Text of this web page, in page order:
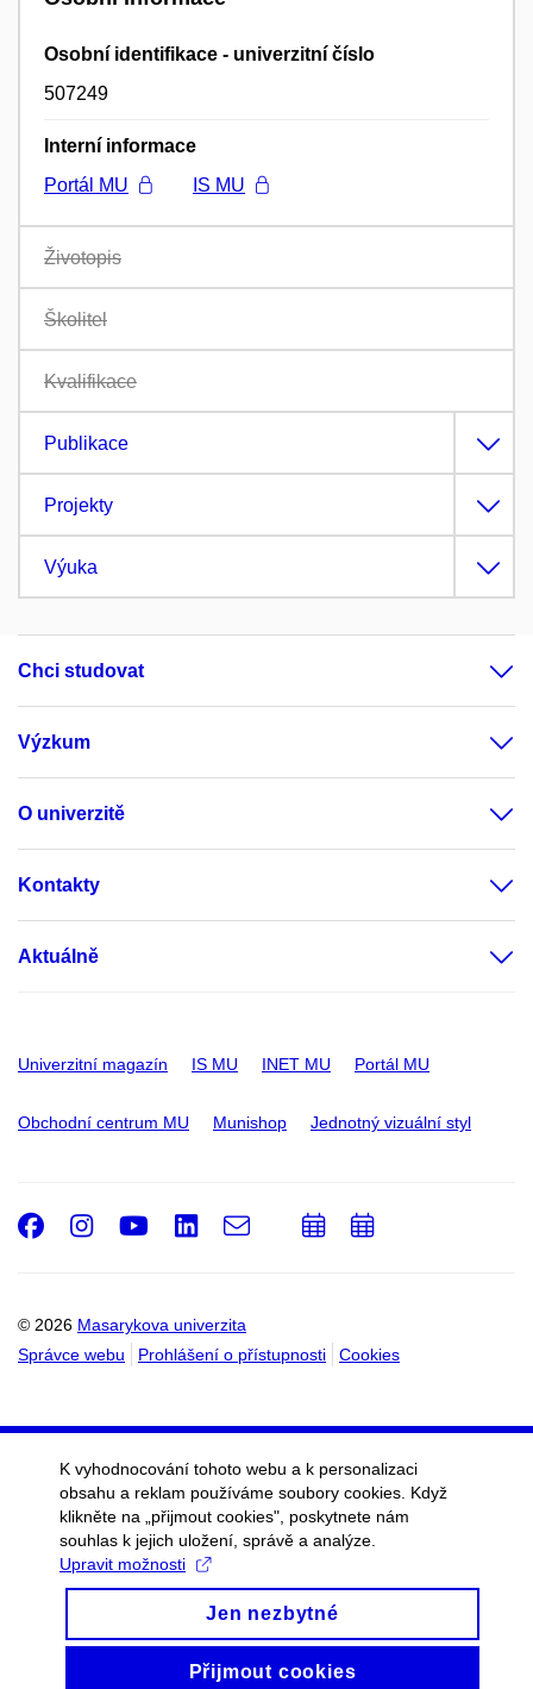
Osobní identifikace - univerzitní číslo
507249
Interní informace
Portál MU
IS MU
Životopis
Školitel
Kvalifikace
Publikace
Projekty
Výuka
Chci studovat
Výzkum
O univerzitě
Kontakty
Aktuálně
Univerzitní magazín IS MU INET MU Portál MU
Obchodní centrum MU Munishop Jednotný vizuální styl
© 2026 Masarykova univerzita
Správce webu
Prohlášení o přístupnosti Cookies
Facebook
Instagram
Youtube
LinkedIn
e-
Email
PřidatPřidat
K vyhodnocování tohoto webu a k personalizaci
obsahu a reklam používáme soubory cookies. Když
klikněte na „přijmout cookies", poskytnete nám
souhlas k jejich uložení, správě a analýze.
Upravit možnosti
Jen nezbytné
Přijmout cookies